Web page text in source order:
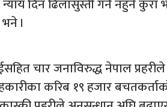
दिन ढिलासुस्ती गर्न नहुने
।
चार जनाविरुद्ध नेपाल
करिब १९ हजार